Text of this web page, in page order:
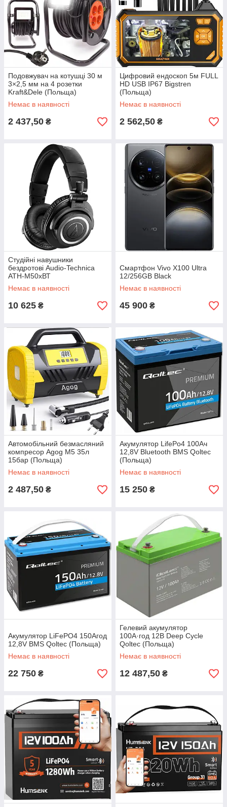
Подовжувач на котушці 30 м
3×2,5 мм на 4 розетки
Kraft&Dele (Польща)
Немає в наявності
2 437,50 ₴
Цифровий ендоскоп 5м FULL
HD USB IP67 Bigstren
(Польща)
Немає в наявності
2 562,50 ₴
Студійні навушники
бездротові Audio-Technica
ATH-M50хВТ
Немає в наявності
10 625 ₴
Смартфон Vivo X100 Ultra
12/256GB Black
Немає в наявності
45 900 ₴
Автомобільний безмасляний
компресор Agog M5 35л
15бар (Польща)
Немає в наявності
2 487,50 ₴
Акумулятор LifePo4 100Ач
12,8V Bluetooth BMS Qoltec
(Польща)
Немає в наявності
15 250 ₴
Акумулятор LiFePO4 150Агод
12,8V BMS Qoltec (Польща)
Немає в наявності
22 750 ₴
Гелевий акумулятор
100А·год 12В Deep Cycle
Qoltec (Польща)
Немає в наявності
12 487,50 ₴